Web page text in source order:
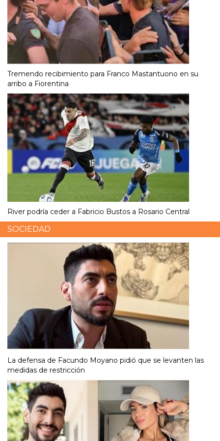
Tremendo recibimiento para Franco Mastantuono en su
arribo a Fiorentina
River podría ceder a Fabricio Bustos a Rosario Central
SOCIEDAD
La defensa de Facundo Moyano pidió que se levanten las
medidas de restricción